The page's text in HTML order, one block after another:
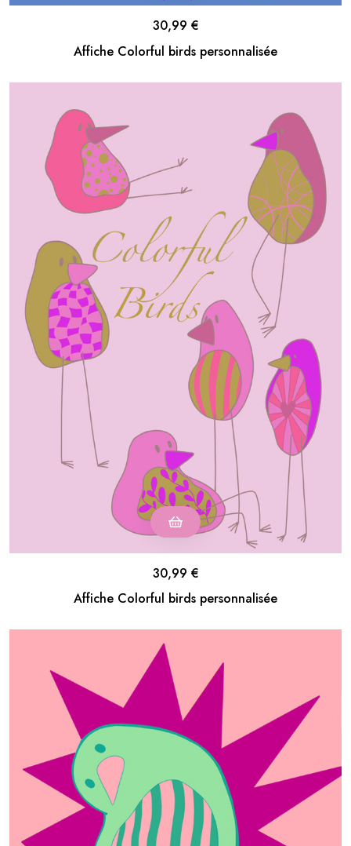
Affiche Colorful birds personnalisée
30,99 €
Affiche Colorful birds personnalisée
30,99 €